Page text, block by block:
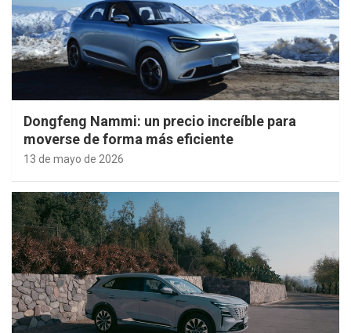
Dongfeng Nammi: un precio increíble para
moverse de forma más eficiente
13 de mayo de 2026